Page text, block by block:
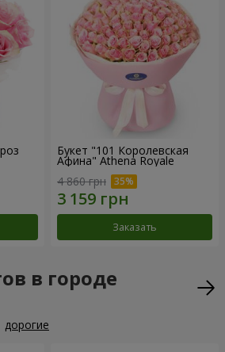
Букет "101 Королевская
Афина" Athena Royale
4 860 грн
Заказать
в городе
дорогие